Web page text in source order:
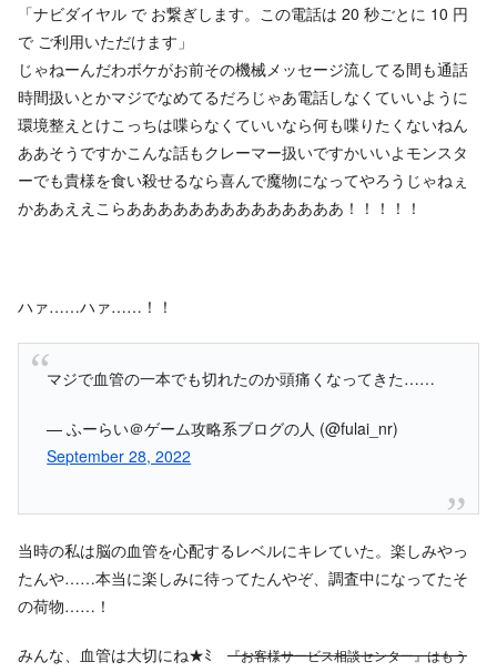
「ナビダイヤル で お繋ぎします。この電話は 20 秒ごとに 10 円
で ご利用いただけます」
じゃねーんだわボケがお前その機械メッセージ流してる間も通話
時間扱いとかマジでなめてるだろじゃあ電話しなくていいように
環境整えとけこっちは喋らなくていいなら何も喋りたくないねん
ああそうですかこんな話もクレーマー扱いですかいいよモンスタ
ーでも貴様を食い殺せるなら喜んで魔物になってやろうじゃねぇ
かああええこらああああああああああああああ！！！！！
ハァ……ハァ……！！
マジで血管の一本でも切れたのか頭痛くなってきた……
— ふーらい＠ゲーム攻略系ブログの人 (@fulai_nr)
September 28, 2022
当時の私は脳の血管を心配するレベルにキレていた。楽しみやっ
たんや……本当に楽しみに待ってたんやぞ、調査中になってたそ
の荷物……！
みんな、血管は大切にね★ﾐ 『お客様サービス相談センター』はもう